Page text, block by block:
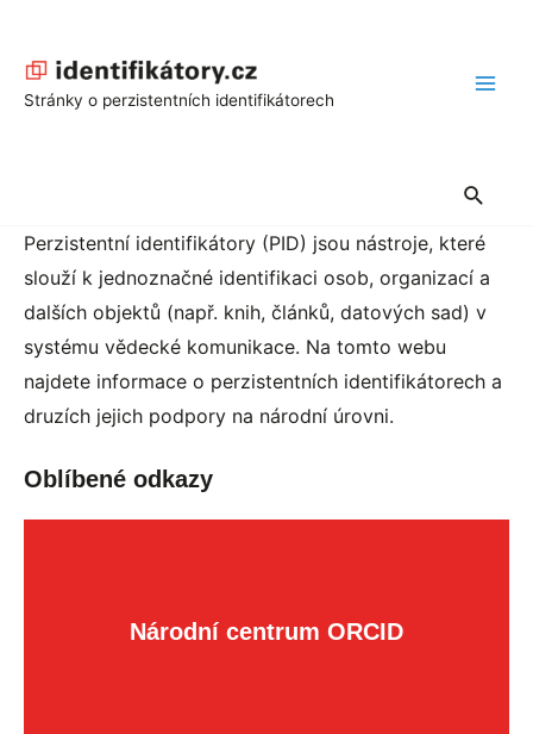
obsah
Stránky o perzistentních identifikátorech
Hledat
Perzistentní identifikátory (PID) jsou nástroje, které
slouží k jednoznačné identifikaci osob, organizací a
dalších objektů (např. knih, článků, datových sad) v
systému vědecké komunikace. Na tomto webu
najdete informace o perzistentních identifikátorech a
druzích jejich podpory na národní úrovni.
Oblíbené odkazy
Národní centrum ORCID